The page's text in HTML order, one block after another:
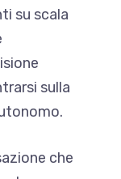
su scala
sulla
che